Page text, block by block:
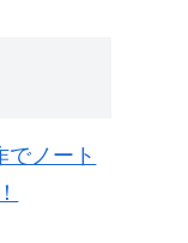
でノート